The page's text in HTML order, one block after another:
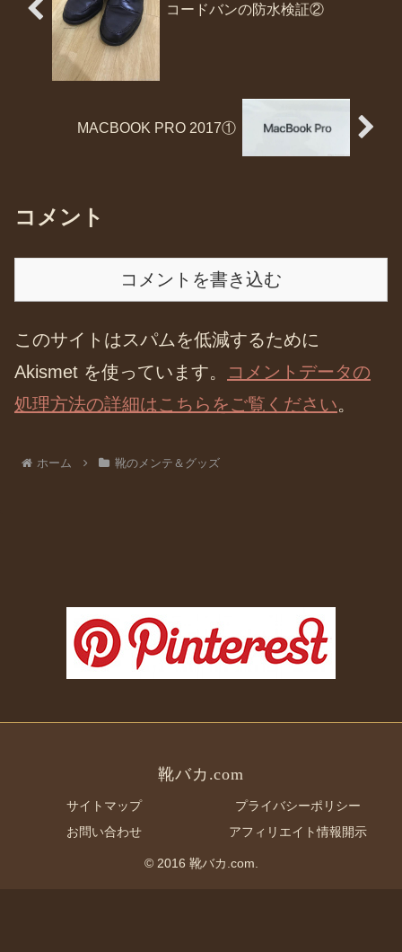
コードバンの防水検証②
MACBOOK PRO 2017①
コメント
コメントを書き込む
このサイトはスパムを低減するために
Akismet を使っています。
コメントデータの
処理方法の詳細はこちらをご覧ください。
ホーム 靴のメンテ＆グッズ
靴バカ.com
サイトマップ
プライバシーポリシー
お問い合わせ
アフィリエイト情報開示
© 2016 靴バカ.com.